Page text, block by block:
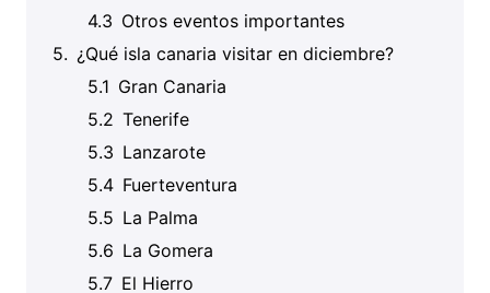
Otros eventos importantes
¿Qué isla canaria visitar en diciembre?
Gran Canaria
Tenerife
Lanzarote
Fuerteventura
La Palma
La Gomera
El Hierro